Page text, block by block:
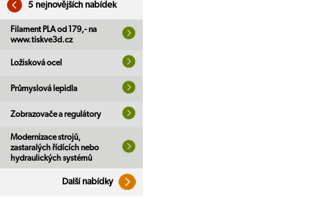
5 nejnovějších nabídek
Filament PLA od 179,- na
www.tiskve3d.cz
Ložisková ocel
Průmyslová lepidla
Zobrazovače a regulátory
Modernizace strojů,
zastaralých řídících nebo
hydraulických systémů
Další nabídky